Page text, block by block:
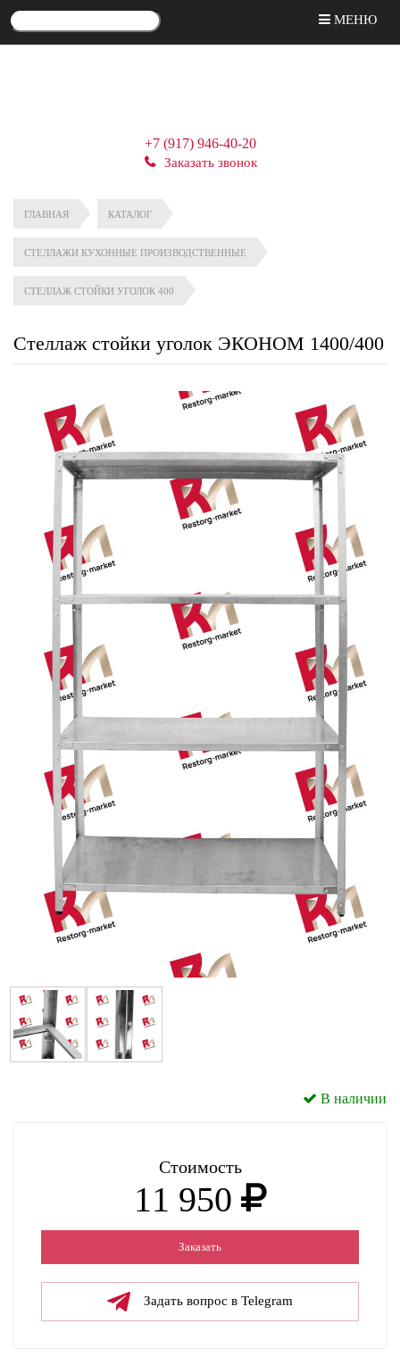
МЕНЮ
+7 (917) 946-40-20
Заказать звонок
ГЛАВНАЯ КАТАЛОГ
СТЕЛЛАЖИ КУХОННЫЕ ПРОИЗВОДСТВЕННЫЕ
СТЕЛЛАЖ СТОЙКИ УГОЛОК 400
Стеллаж стойки уголок ЭКОНОМ 1400/400
В наличии
Стоимость
11 950
Заказать
Задать вопрос в Telegram